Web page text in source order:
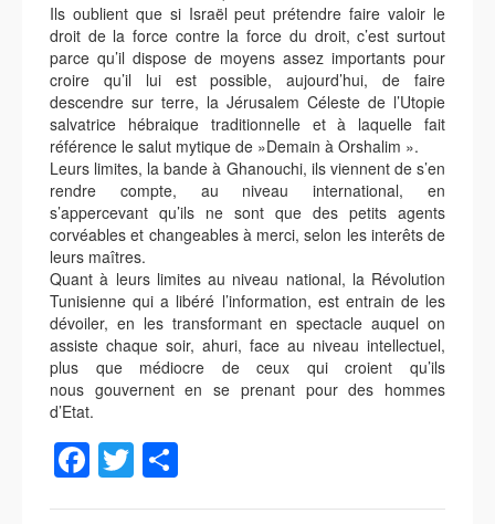
Ils oublient que si Israël peut prétendre faire valoir le
droit de la force contre la force du droit, c’est surtout
parce qu’il dispose de moyens assez importants pour
croire qu’il lui est possible, aujourd’hui, de faire
descendre sur terre, la Jérusalem Céleste de l’Utopie
salvatrice hébraique traditionnelle et à laquelle fait
référence le salut mytique de »Demain à Orshalim ».
Leurs limites, la bande à Ghanouchi, ils viennent de s’en
rendre compte, au niveau international, en
s’appercevant qu’ils ne sont que des petits agents
corvéables et changeables à merci, selon les interêts de
leurs maîtres.
Quant à leurs limites au niveau national, la Révolution
Tunisienne qui a libéré l’information, est entrain de les
dévoiler, en les transformant en spectacle auquel on
assiste chaque soir, ahuri, face au niveau intellectuel,
plus que médiocre de ceux qui croient qu’ils
nous gouvernent en se prenant pour des hommes
d’Etat.
Facebook
Twitter